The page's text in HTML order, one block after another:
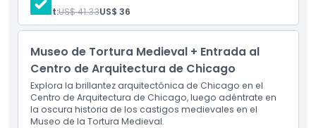
Inclusiones
Política para Niños y Adultos
Exclusiones
Adult:US$ 41.33US$ 36
Museo de Tortura Medieval + Entrada al
Centro de Arquitectura de Chicago
Explora la brillantez arquitectónica de Chicago en el
Centro de Arquitectura de Chicago, luego adéntrate en
la oscura historia de los castigos medievales en el
Museo de la Tortura Medieval.